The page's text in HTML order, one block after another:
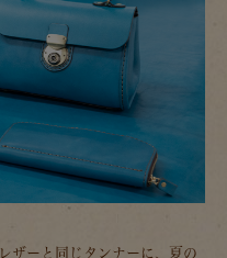
ザーと同じタンナーに、夏の